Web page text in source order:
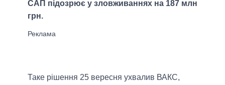
САП підозрює у зловживаннях на 187 млн
грн.
Таке рішення 25 вересня ухвалив ВАКС,